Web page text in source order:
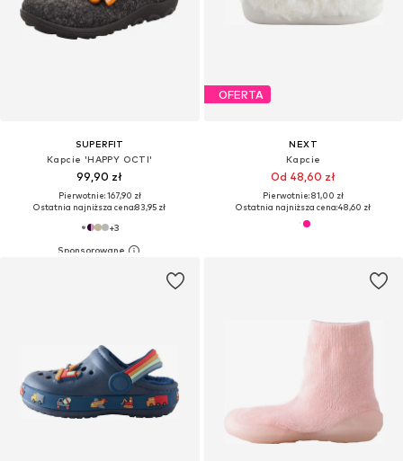
SUPERFIT
Kapcie 'HAPPY OCTI'
99,90 zł
Pierwotnie: 167,90 zł
Ostatnia najniższa cena:83,95 zł
+3
OFERTA
NEXT
Kapcie
Od 48,60 zł
Pierwotnie: 81,00 zł
Ostatnia najniższa cena:48,60 zł